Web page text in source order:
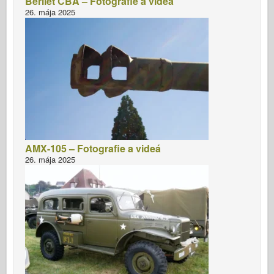
26. mája 2025
AMX-105 – Fotografie a videá
26. mája 2025